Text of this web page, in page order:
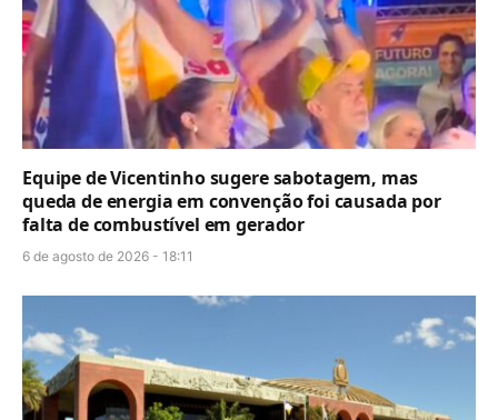
Equipe de Vicentinho sugere sabotagem, mas
queda de energia em convenção foi causada por
falta de combustível em gerador
6 de agosto de 2026 - 18:11